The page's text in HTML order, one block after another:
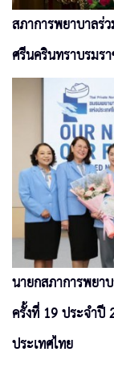
สภาการพยาบาลร่
ศรีนครินทราบรมร
นายกสภาการพยา
ครั้งที่ 19 ประจำปี
ประเทศไทย